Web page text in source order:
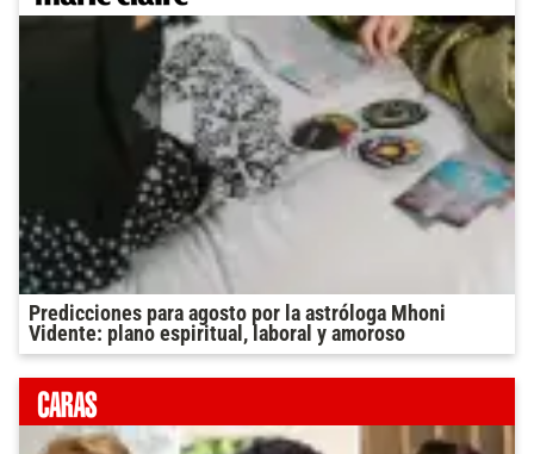
Predicciones para agosto por la astróloga Mhoni
Vidente: plano espiritual, laboral y amoroso